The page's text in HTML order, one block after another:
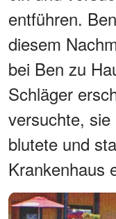
entführen.
diesem
bei Ben zu
Schläger
versuchte,
blutete und
Krankenhaus